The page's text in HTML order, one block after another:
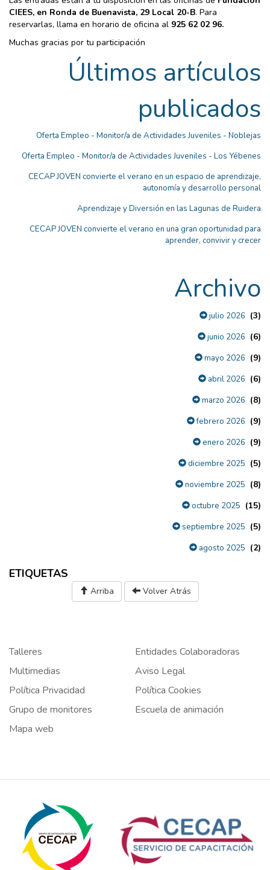
CIEES, en Ronda de Buenavista, 29 Local 20-B. Para
reservarlas, llama en horario de oficina al 925 62 02 96.
Muchas gracias por tu participación
Últimos artículos
publicados
Oferta Empleo - Monitor/a de Actividades Juveniles - Noblejas
Oferta Empleo - Monitor/a de Actividades Juveniles - Los Yébenes
CECAP JOVEN convierte el verano en un espacio de aprendizaje,
autonomía y desarrollo personal
Aprendizaje y Diversión en las Lagunas de Ruidera
CECAP JOVEN convierte el verano en una gran oportunidad para
aprender, convivir y crecer
Archivo
julio 2026 (3)
junio 2026 (6)
mayo 2026 (9)
abril 2026 (6)
marzo 2026 (8)
febrero 2026 (9)
enero 2026 (9)
diciembre 2025 (5)
noviembre 2025 (8)
octubre 2025 (15)
septiembre 2025 (5)
agosto 2025 (2)
ETIQUETAS
Arriba Volver Atrás
Talleres
Entidades Colaboradoras
Multimedias
Aviso Legal
Política Privacidad
Política Cookies
Grupo de monitores
Escuela de animación
Mapa web